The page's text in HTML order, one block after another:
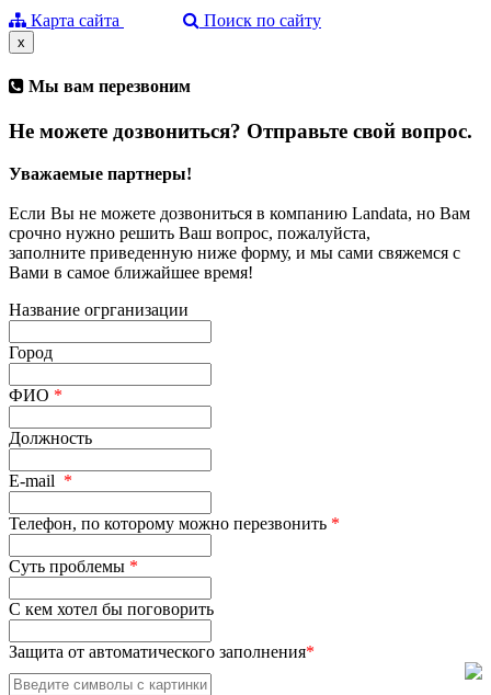
Карта сайта Поиск по сайту
x
Мы вам перезвоним
Не можете дозвониться? Отправьте свой вопрос.
Уважаемые партнеры!
Если Вы не можете дозвониться в компанию Landata, но Вам
срочно нужно решить Ваш вопрос, пожалуйста,
заполните приведенную ниже форму, и мы сами свяжемся с
Вами в самое ближайшее время!
Название огрганизации
Город
ФИО *
Должность
E-mail *
Телефон, по которому можно перезвонить *
Суть проблемы *
С кем хотел бы поговорить
Защита от автоматического заполнения*